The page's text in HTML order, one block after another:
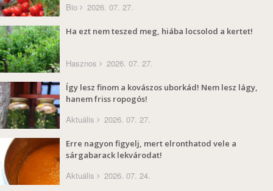
Bio 2026. 07. 27.
Ha ezt nem teszed meg, hiába locsolod a kertet!
Hasznos 2026. 07. 27.
Így lesz finom a kovászos uborkád! Nem lesz lágy,
hanem friss ropogós!
Aktuális 2026. 07. 27.
Erre nagyon figyelj, mert elronthatod vele a
sárgabarack lekvárodat!
Aktuális 2026. 07. 24.